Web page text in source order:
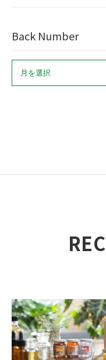
Back Number
ア
イ